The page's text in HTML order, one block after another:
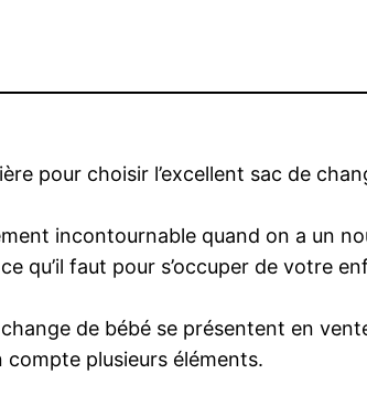
pour choisir l’excellent sac de
incontournable quand on a un
qu’il faut pour s’occuper de votre
de bébé se présentent en
plusieurs éléments.